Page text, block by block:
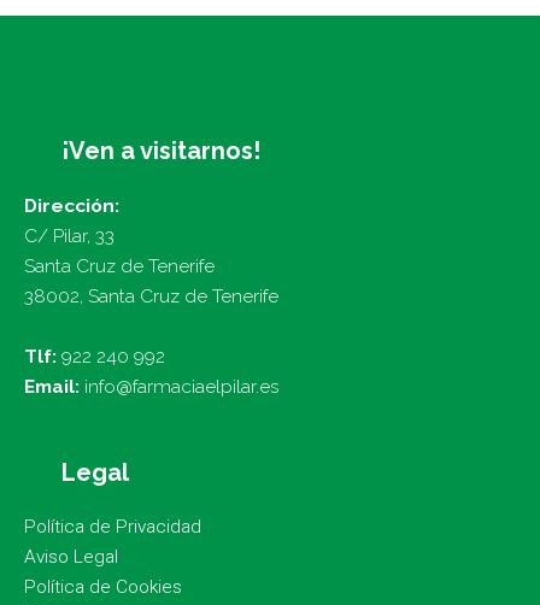
¡Ven a visitarnos!
Dirección:
C/ Pilar, 33
Santa Cruz de Tenerife
38002, Santa Cruz de Tenerife
Tlf: 922 240 992
Email: info@farmaciaelpilar.es
Legal
Política de Privacidad
Aviso Legal
Política de Cookies